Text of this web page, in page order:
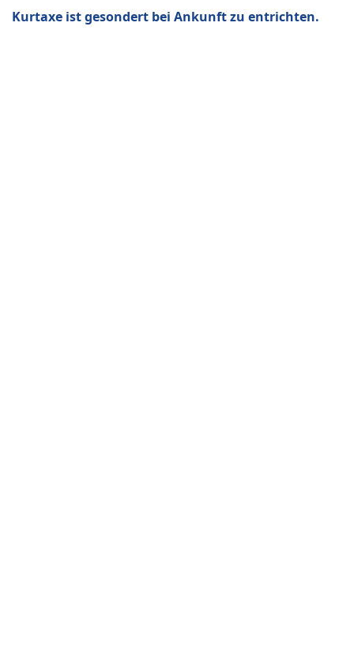
Kurtaxe ist gesondert bei Ankunft zu entrichten.